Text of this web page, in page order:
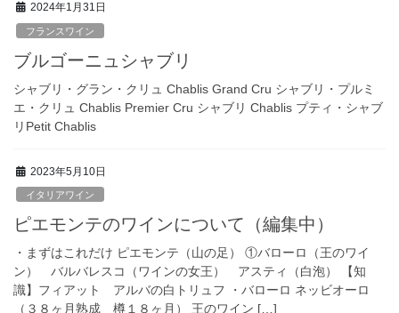
2024年1月31日
フランスワイン
ブルゴーニュシャブリ
シャブリ・グラン・クリュ Chablis Grand Cru シャブリ・プルミ
エ・クリュ Chablis Premier Cru シャブリ Chablis プティ・シャブ
リPetit Chablis
2023年5月10日
イタリアワイン
ピエモンテのワインについて（編集中）
・まずはこれだけ ピエモンテ（山の足） ①バローロ（王のワイ
ン） バルバレスコ（ワインの女王） アスティ（白泡） 【知
識】フィアット アルバの白トリュフ ・バローロ ネッビオーロ
（３８ヶ月熟成 樽１８ヶ月） 王のワイン […]